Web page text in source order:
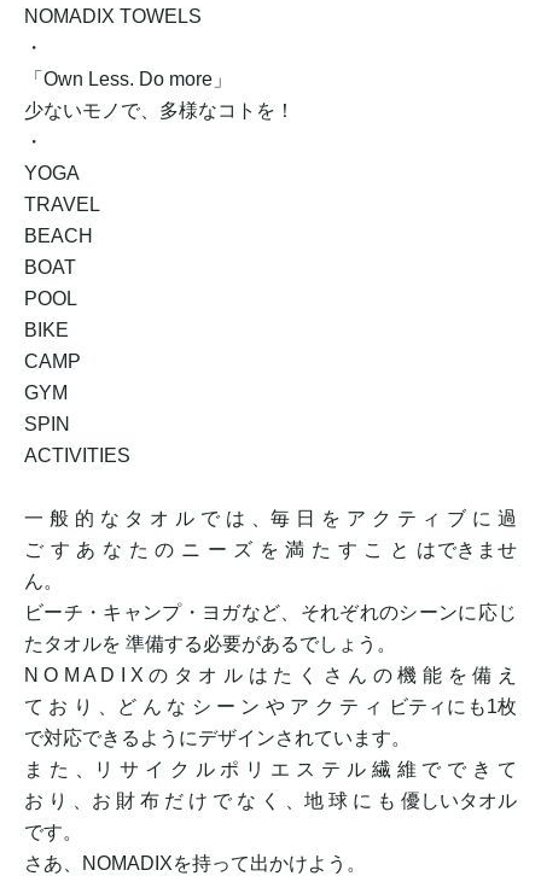
NOMADIX TOWELS
・
「Own Less. Do more」
少ないモノで、多様なコトを！
・
YOGA
TRAVEL
BEACH
BOAT
POOL
BIKE
CAMP
GYM
SPIN
ACTIVITIES
一 般 的 な タ オ ル で は 、毎 日 を ア ク テ ィ ブ に 過
ご す あ な た の ニ ー ズ を 満 た す こ と はできませ
ん。
ビーチ・キャンプ・ヨガなど、それぞれのシーンに応じ
たタオルを 準備する必要があるでしょう。
N O M A D I X の タ オ ル は た く さ ん の 機 能 を 備 え
て お り 、ど ん な シ ー ン や ア ク テ ィ ビティにも1枚
で対応できるようにデザインされています。
ま た 、リ サ イ ク ル ポ リ エ ス テ ル 繊 維 で で き て
お り 、お 財 布 だ け で な く 、地 球 に も 優しいタオル
です。
さあ、NOMADIXを持って出かけよう。